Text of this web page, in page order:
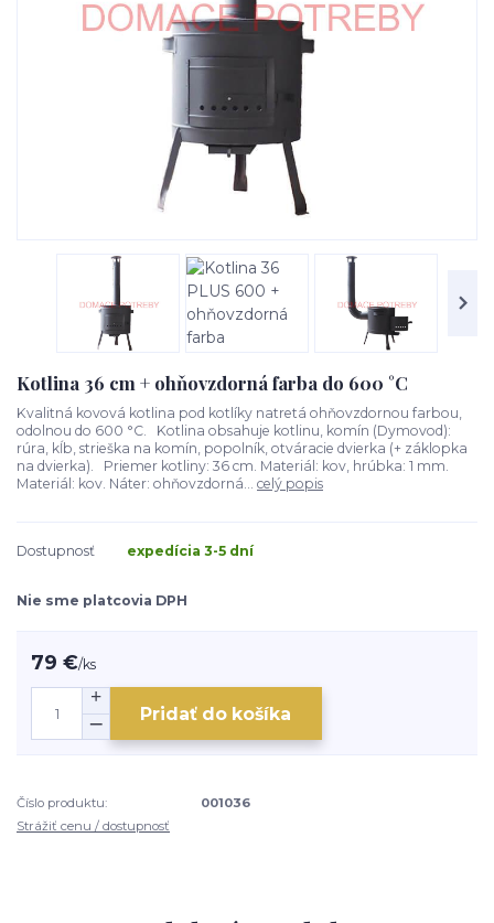
Kotlina 36 cm + ohňovzdorná farba do 600 °C
Kvalitná kovová kotlina pod kotlíky natretá ohňovzdornou farbou,
odolnou do 600 °C. Kotlina obsahuje kotlinu, komín (Dymovod):
rúra, kĺb, strieška na komín, popolník, otváracie dvierka (+ záklopka
na dvierka). Priemer kotliny: 36 cm. Materiál: kov, hrúbka: 1 mm.
Materiál: kov. Náter: ohňovzdorná... celý popis
Dostupnosť expedícia 3-5 dní
Nie sme platcovia DPH
79 €/ks
Pridať do košíka
Číslo produktu:
001036
Strážiť cenu / dostupnosť